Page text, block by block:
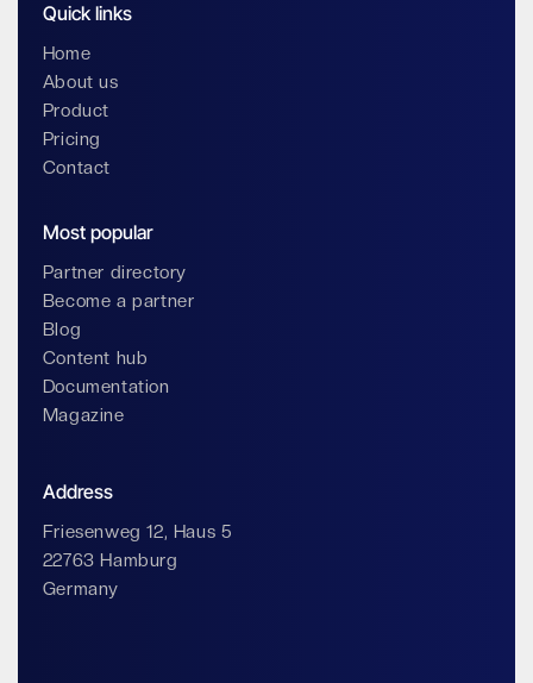
Quick links
Home
About us
Product
Pricing
Contact
Most popular
Partner directory
Become a partner
Blog
Content hub
Documentation
Magazine
Address
Friesenweg 12, Haus 5
22763 Hamburg
Germany